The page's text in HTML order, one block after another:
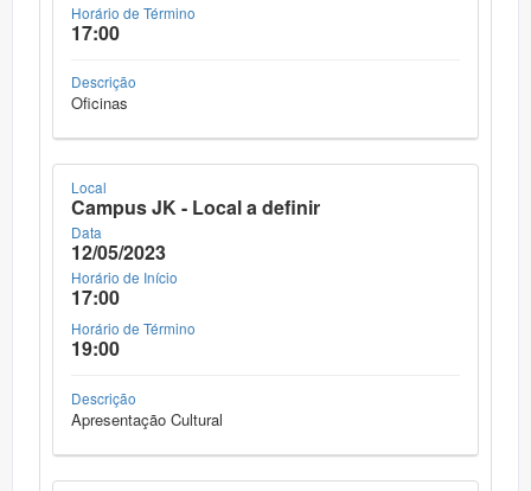
Horário de Término
17:00
Descrição
Oficinas
Local
Campus JK - Local a definir
Data
12/05/2023
Horário de Início
17:00
Horário de Término
19:00
Descrição
Apresentação Cultural